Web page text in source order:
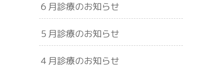
６月診療のお知らせ
５月診療のお知らせ
４月診療のお知らせ